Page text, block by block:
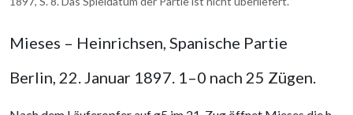
(a) "B to B 4 or B to Kt 5 is preferable."
Lc5
Mieses – Heinrichsen, Spanische Partie
Berlin, 22. Januar 1897. 1–0 nach 25 Zügen.